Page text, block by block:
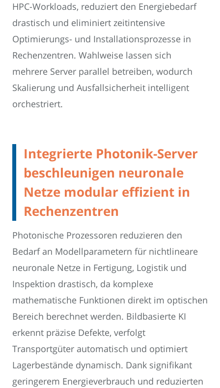
HPC-Workloads, reduziert den Energiebedarf
drastisch und eliminiert zeitintensive
Optimierungs- und Installationsprozesse in
Rechenzentren. Wahlweise lassen sich
mehrere Server parallel betreiben, wodurch
Skalierung und Ausfallsicherheit intelligent
orchestriert.
Integrierte Photonik-Server
beschleunigen neuronale
Netze modular effizient in
Rechenzentren
Photonische Prozessoren reduzieren den
Bedarf an Modellparametern für nichtlineare
neuronale Netze in Fertigung, Logistik und
Inspektion drastisch, da komplexe
mathematische Funktionen direkt im optischen
Bereich berechnet werden. Bildbasierte KI
erkennt präzise Defekte, verfolgt
Transportgüter automatisch und optimiert
Lagerbestände dynamisch. Dank signifikant
geringerem Energieverbrauch und reduzierten